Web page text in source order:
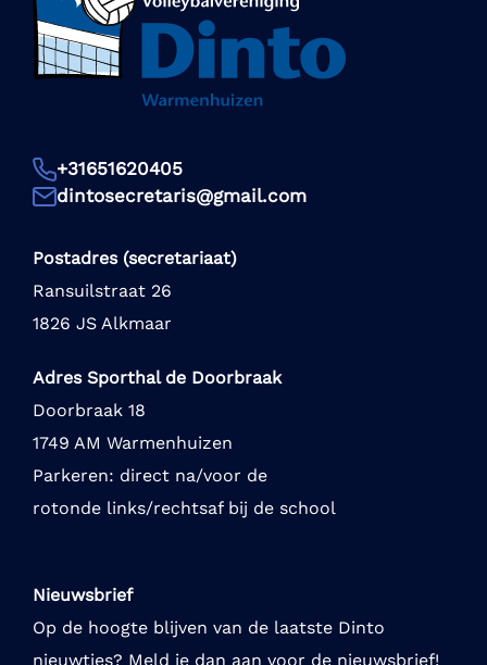
+31651620405
dintosecretaris@gmail.com
Postadres (secretariaat)
Ransuilstraat 26
1826 JS Alkmaar
Adres Sporthal de Doorbraak
Doorbraak 18
1749 AM Warmenhuizen
Parkeren: direct na/voor de
rotonde links/rechtsaf bij de school
Nieuwsbrief
Op de hoogte blijven van de laatste Dinto
nieuwtjes? Meld je dan aan voor de nieuwsbrief!